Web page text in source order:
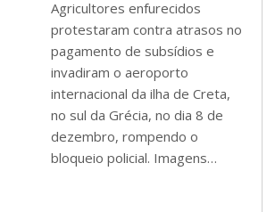
Agricultores enfurecidos
protestaram contra atrasos no
pagamento de subsídios e
invadiram o aeroporto
internacional da ilha de Creta,
no sul da Grécia, no dia 8 de
dezembro, rompendo o
bloqueio policial. Imagens…